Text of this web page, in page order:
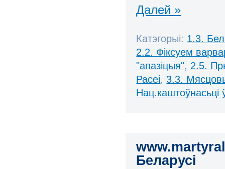
Далей »
Катэгорыі: 1.3.
2.2. Фіксуем
"апазіцыя", 2.5.
Расеі, 3.3.
Нац.каштоўнасьці
Беларусі